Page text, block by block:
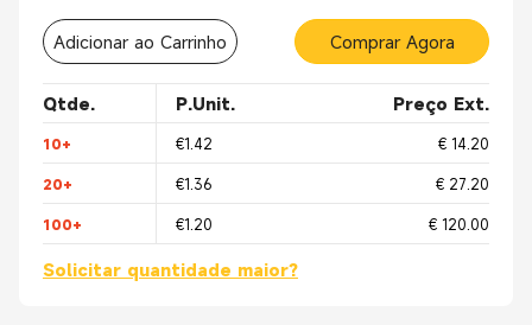
Adicionar ao Carrinho Comprar Agora
Qtde. P.Unit. Preço Ext.
10+ €1.42 € 14.20
20+ €1.36 € 27.20
100+ €1.20 € 120.00
Solicitar quantidade maior?